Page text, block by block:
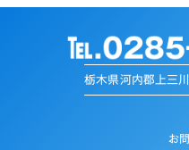
栃木県河内郡上三
お